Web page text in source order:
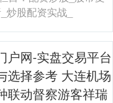
炒股配资实战_
户网-实盘交易平台
选择参考 大连机场
联动督察游客祥瑞